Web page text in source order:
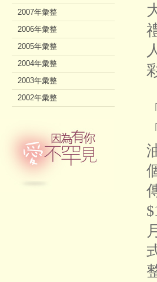
2007年彙整
2006年彙整
2005年彙整
2004年彙整
2003年彙整
2002年彙整